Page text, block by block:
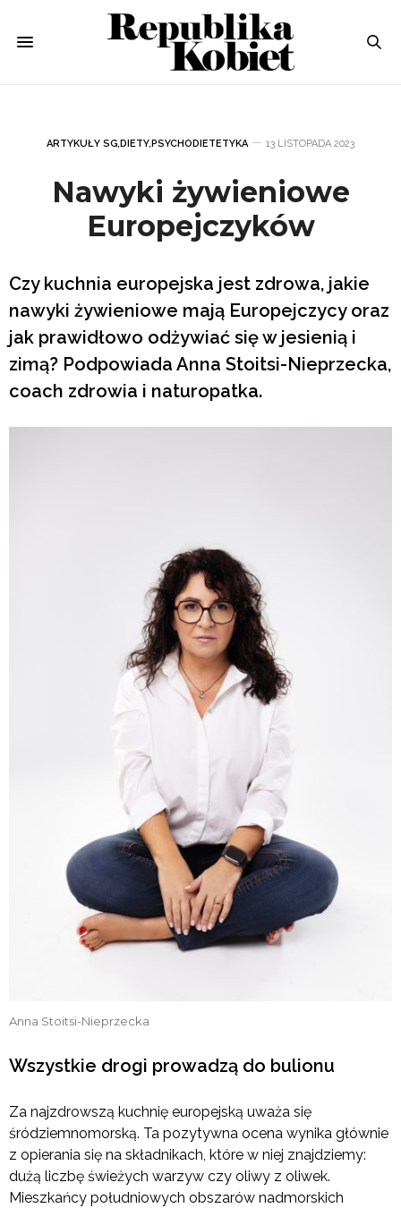
ARTYKUŁY SG,DIETY,PSYCHODIETETYKA 13 LISTOPADA 2023
Nawyki żywieniowe
Europejczyków
Czy kuchnia europejska jest zdrowa, jakie
nawyki żywieniowe mają Europejczycy oraz
jak prawidłowo odżywiać się w jesienią i
zimą? Podpowiada Anna Stoitsi-Nieprzecka,
coach zdrowia i naturopatka.
Anna Stoitsi-Nieprzecka
Wszystkie drogi prowadzą do bulionu
Za najzdrowszą kuchnię europejską uważa się
śródziemnomorską. Ta pozytywna ocena wynika głównie
z opierania się na składnikach, które w niej znajdziemy:
dużą liczbę świeżych warzyw czy oliwy z oliwek.
Mieszkańcy południowych obszarów nadmorskich